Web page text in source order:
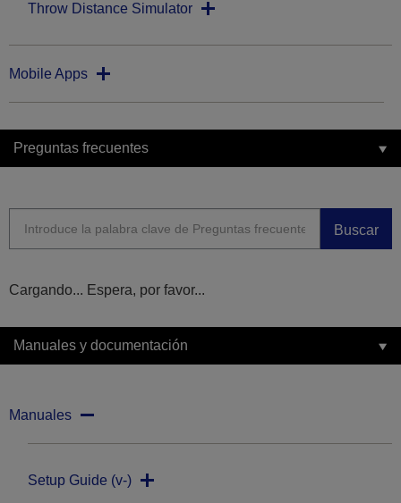
Throw Distance Simulator
Mobile Apps
Preguntas frecuentes
Buscar
Cargando... Espera, por favor...
Manuales y documentación
Manuales
Setup Guide (v-)